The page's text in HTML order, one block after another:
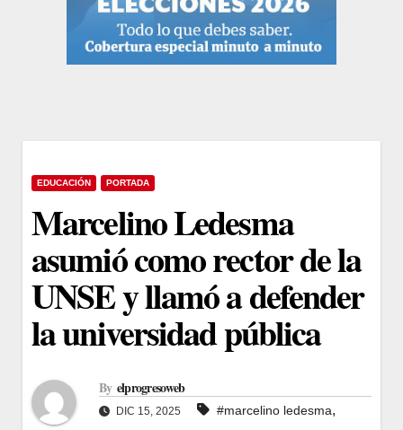
EDUCACIÓN PORTADA
Marcelino Ledesma
asumió como rector de la
UNSE y llamó a defender
la universidad pública
By elprogresoweb
DIC 15, 2025 #marcelino ledesma,